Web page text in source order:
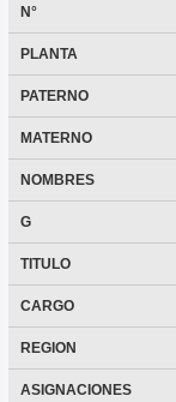
N°
PLANTA
PATERNO
MATERNO
NOMBRES
G
TITULO
CARGO
REGION
ASIGNACIONES